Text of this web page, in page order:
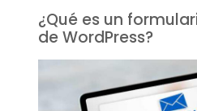
¿Qué es un
de WordPress?